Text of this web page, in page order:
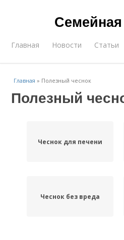
Главная Новости Статьи
Главная » Полезный чеснок
Полезный
Чеснок для печени
Чеснок без вреда